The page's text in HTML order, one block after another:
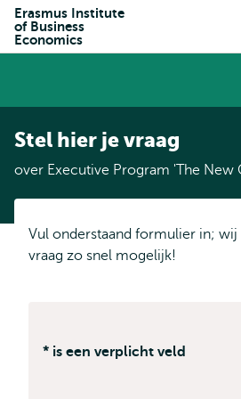
Erasmus Institute
of Business
Economics
Stel hier je vraag
over Executive Program 'The New
Vul onderstaand formulier in;
vraag zo snel mogelijk!
* is een verplicht veld